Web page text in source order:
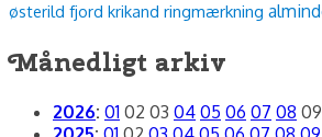
østerild fjord krikand ringmærkning
Månedligt arkiv
2026: 01 02 03 04 05 06 07 08 09